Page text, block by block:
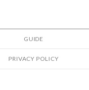
GUIDE
PRIVACY POLICY